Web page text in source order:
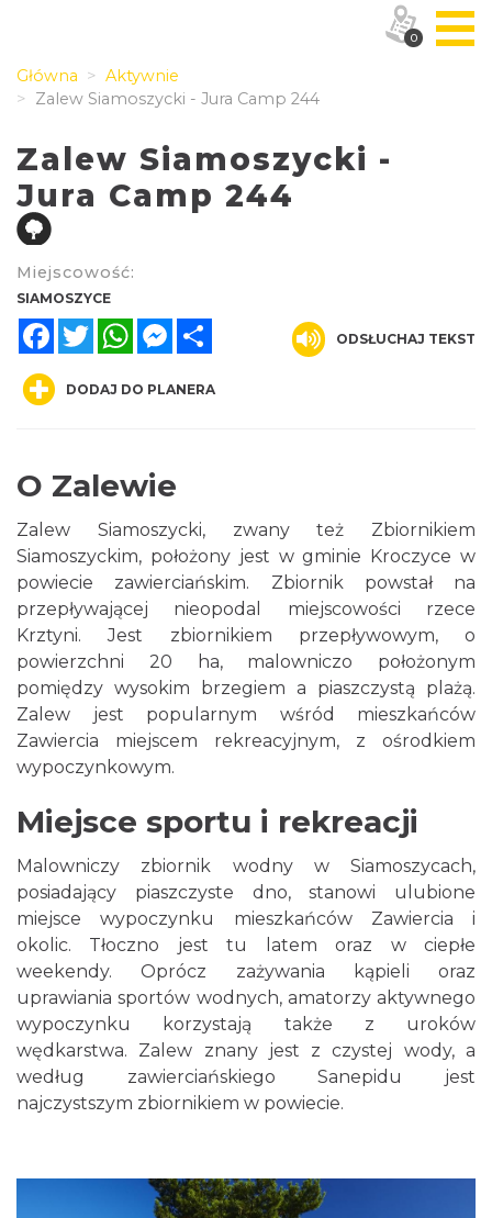
Główna
Aktywnie
Zalew Siamoszycki - Jura Camp 244
Zalew Siamoszycki -
Jura Camp 244
Miejscowość:
SIAMOSZYCE
FacebookTwitterWhatsAppMessenger
ODSŁUCHAJ TEKST
DODAJ DO PLANERA
O Zalewie
Zalew Siamoszycki, zwany też Zbiornikiem
Siamoszyckim, położony jest w gminie Kroczyce w
powiecie zawierciańskim. Zbiornik powstał na
przepływającej nieopodal miejscowości rzece
Krztyni. Jest zbiornikiem przepływowym, o
powierzchni 20 ha, malowniczo położonym
pomiędzy wysokim brzegiem a piaszczystą plażą.
Zalew jest popularnym wśród mieszkańców
Zawiercia miejscem rekreacyjnym, z ośrodkiem
wypoczynkowym.
Miejsce sportu i rekreacji
Malowniczy zbiornik wodny w Siamoszycach,
posiadający piaszczyste dno, stanowi ulubione
miejsce wypoczynku mieszkańców Zawiercia i
okolic. Tłoczno jest tu latem oraz w ciepłe
weekendy. Oprócz zażywania kąpieli oraz
uprawiania sportów wodnych, amatorzy aktywnego
wypoczynku korzystają także z uroków
wędkarstwa. Zalew znany jest z czystej wody, a
według zawierciańskiego Sanepidu jest
najczystszym zbiornikiem w powiecie.
0